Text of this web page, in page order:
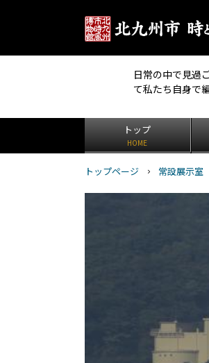
日常の中で見過
て私たち自身で
トップ
HOME
トップページ 常設展示室